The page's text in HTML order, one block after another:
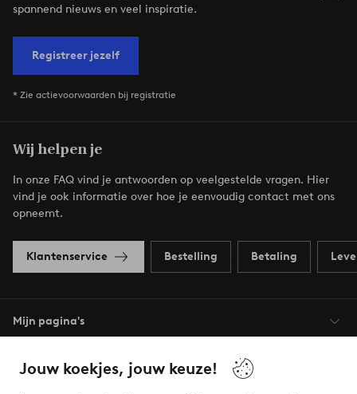
Jouw koekjes, jouw keuze!
spannend nieuws en veel inspiratie.
Registreer jezelf
* Zie actievoorwaarden bij registratie
Wij helpen je
In onze FAQ vind je antwoorden op veelgestelde vragen. Hier
vind je ook informatie over hoe je eenvoudig contact met ons
opneemt.
Klantenservice Bestelling Betaling
Mijn pagina's
Over Jotex